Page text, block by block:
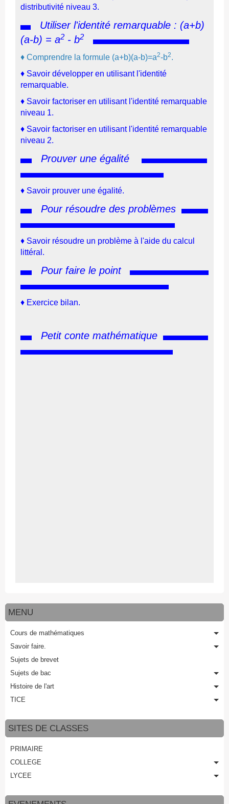
distributivité niveau 3.
Utiliser l'identité remarquable : (a+b)
(a-b) = a2 - b2
♦ Comprendre la formule (a+b)(a-b)=a2-b2.
♦ Savoir développer en utilisant l'identité
remarquable.
♦ Savoir factoriser en utilisant l'identité remarquable
niveau 1.
♦ Savoir factoriser en utilisant l'identité remarquable
niveau 2.
Prouver une égalité
♦ Savoir prouver une égalité.
Pour résoudre des problèmes
♦ Savoir résoudre un problème à l'aide du calcul
littéral.
Pour faire le point
♦ Exercice bilan.
Petit conte mathématique
MENU
Cours de mathématiques
Savoir faire.
Sujets de brevet
Sujets de bac
Histoire de l'art
TICE
SITES DE CLASSES
PRIMAIRE
COLLEGE
LYCEE